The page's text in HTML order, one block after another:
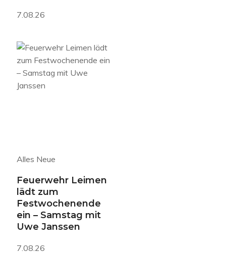
7.08.26
Alles Neue
Feuerwehr Leimen
lädt zum
Festwochenende
ein – Samstag mit
Uwe Janssen
7.08.26